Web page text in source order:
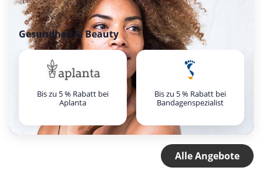
Gesundheit & Beauty
Bis zu 5 % Rabatt bei
Aplanta
Bis zu 5 % Rabatt bei
Bandagenspezialist
Alle Angebote